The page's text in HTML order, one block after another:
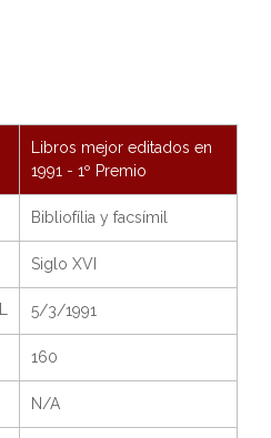
Libros mejor editados en
1991 - 1º Premio
Bibliofília y facsímil
Siglo XVI
5/3/1991
160
N/A